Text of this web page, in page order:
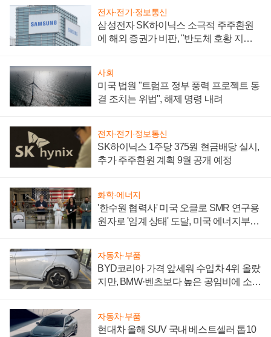
전자·전기·정보통신
삼성전자 SK하이닉스 소극적 주주환원
에 해외 증권가 비판, "반도체 호황 지속
사회
미국 법원 "트럼프 정부 풍력 프로젝트 동
결 조치는 위법", 해제 명령 내려
전자·전기·정보통신
SK하이닉스 1주당 375원 현금배당 실시,
추가 주주환원 계획 9월 공개 예정
화학·에너지
'한수원 협력사' 미국 오클로 SMR 연구용
원자로 '임계 상태' 도달, 미국 에너지부
자동차·부품
BYD코리아 가격 앞세워 수입차 4위 올랐
지만, BMW·벤츠보다 높은 공임비에 소비
자동차·부품
현대차 올해 SUV 국내 베스트셀러 톱10